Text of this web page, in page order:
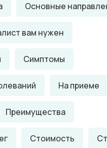
Основные
вам нужен
Симптомы
На приеме
Преимущества
Стоимость